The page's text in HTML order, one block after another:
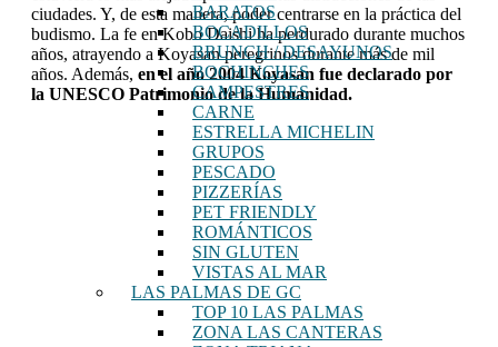
BARATOS
BOCADILLOS
BRUNCH / DESAYUNOS
BOCHINCHES
CAMPESTRES
CARNE
ESTRELLA MICHELIN
GRUPOS
PESCADO
PIZZERÍAS
PET FRIENDLY
ROMÁNTICOS
SIN GLUTEN
VISTAS AL MAR
LAS PALMAS DE GC
TOP 10 LAS PALMAS
ZONA LAS CANTERAS
ciudades. Y, de esta manera, poder centrarse en la práctica del
budismo. La fe en Kobo Daishi ha perdurado durante muchos
años, atrayendo a Koyasan peregrinos durante más de mil
años. Además, en el año 2004 Koyasan fue declarado por
la UNESCO Patrimonio de la Humanidad.